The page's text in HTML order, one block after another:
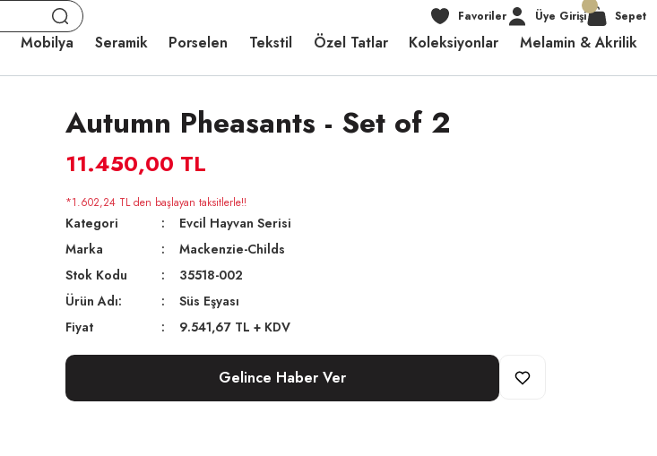
Favoriler Üye Girişi Sepet
Mobilya Seramik Porselen Tekstil Özel Tatlar Koleksiyonlar Melamin & Akrilik
Autumn Pheasants - Set of 2
11.450,00 TL
*1.602,24 TL den başlayan taksitlerle!!
Kategori
Evcil Hayvan Serisi
Marka
Mackenzie-Childs
Stok Kodu
35518-002
Ürün Adı:
Süs Eşyası
Fiyat
9.541,67 TL + KDV
Gelince Haber Ver